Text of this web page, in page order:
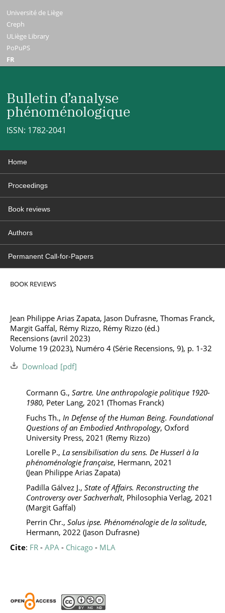
Université de Liège
Creph
ULiège Library
PoPuPS
FR
Bulletin d’analyse
phénoménologique
ISSN: 1782-2041
Home
Proceedings
Book reviews
Authors
Permanent Call-for-Papers
BOOK REVIEWS
Jean Philippe Arias Zapata, Jason Dufrasne, Thomas Franck,
Margit Gaffal, Rémy Rizzo, Rémy Rizzo (éd.)
Recensions (avril 2023)
Volume 19 (2023), Numéro 4 (Série Recensions, 9), p. 1-32
Download
Cormann G., Sartre. Une anthropologie politique 1920-
1980, Peter Lang, 2021 (Thomas Franck)
Fuchs Th., In Defense of the Human Being. Foundational
Questions of an Embodied Anthropology, Oxford
University Press, 2021 (Remy Rizzo)
Lorelle P., La sensibilisation du sens. De Husserl à la
phénoménologie française, Hermann, 2021
(Jean Philippe Arias Zapata)
Padilla Gálvez J., State of Affairs. Reconstructing the
Controversy over Sachverhalt, Philosophia Verlag, 2021
(Margit Gaffal)
Perrin Chr., Solus ipse. Phénoménologie de la solitude,
Hermann, 2022 (Jason Dufrasne)
Cite: FR - APA - Chicago - MLA